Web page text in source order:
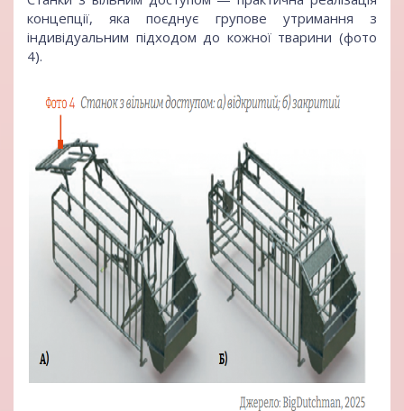
концепції, яка поєднує групове утримання з
індивідуальним підходом до кожної тварини (фото
4).